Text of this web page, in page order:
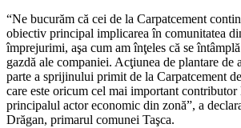
“Ne bucurăm că cei de la Carpatcement
obiectiv principal implicarea în comunitatea
împrejurimi, aşa cum am înţeles că se
gazdă ale companiei. Acţiunea de plantare de
parte a sprijinului primit de la Carpatcement
care este oricum cel mai important
principalul actor economic din zonă”, a
Drăgan, primarul comunei Taşca.